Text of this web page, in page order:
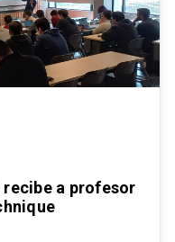
a profesor